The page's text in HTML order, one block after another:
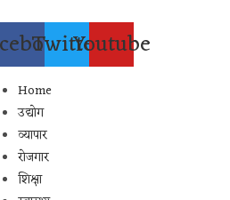
contentTwitterYoutube
Home
उद्योग
व्यापार
रोजगार
शिक्षा